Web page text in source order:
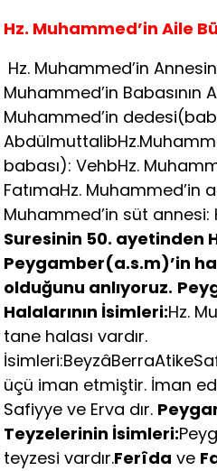
Hz. Muhammed’in Aile
Hz. Muhammed’in
Muhammed’in Babasının
Muhammed’in
babası): VehbHz.
FatımaHz. Muhammed’in
Muhammed’in süt
Suresinin 50. ayetinden
Peygamber(a.s.m)’in
olduğunu anlıyoruz.
Halalarının İsimleri:Hz.
tane halası vardır.
üçü iman etmiştir. İman
Safiyye ve Erva dır.
Teyzelerinin İsimleri:
teyzesi vardır.Ferîda ve